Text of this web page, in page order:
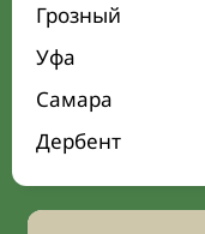
Грозный
Уфа
Самара
Дербент